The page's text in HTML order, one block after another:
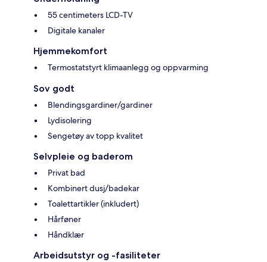
55 centimeters LCD-TV
Digitale kanaler
Hjemmekomfort
Termostatstyrt klimaanlegg og oppvarming
Sov godt
Blendingsgardiner/gardiner
Lydisolering
Sengetøy av topp kvalitet
Selvpleie og baderom
Privat bad
Kombinert dusj/badekar
Toalettartikler (inkludert)
Hårføner
Håndklær
Arbeidsutstyr og -fasiliteter